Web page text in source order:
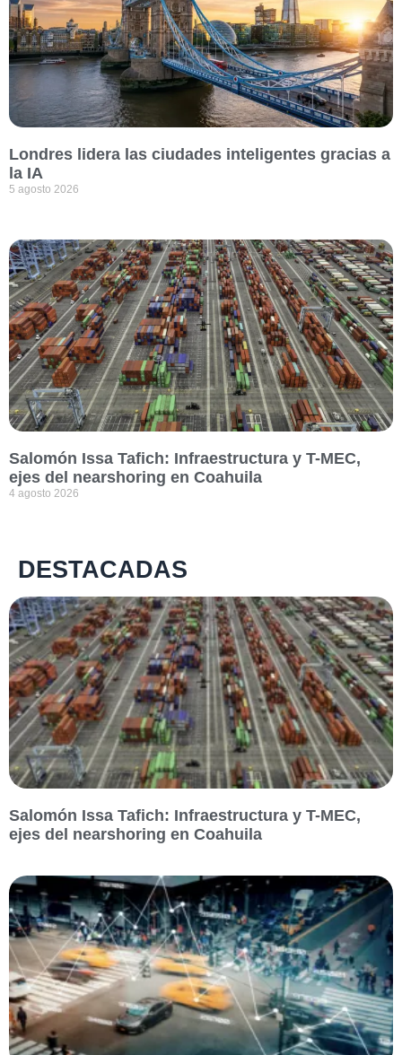
Londres lidera las ciudades inteligentes gracias a
la IA
5 agosto 2026
Salomón Issa Tafich: Infraestructura y T-MEC,
ejes del nearshoring en Coahuila
4 agosto 2026
DESTACADAS
Salomón Issa Tafich: Infraestructura y T-MEC,
ejes del nearshoring en Coahuila